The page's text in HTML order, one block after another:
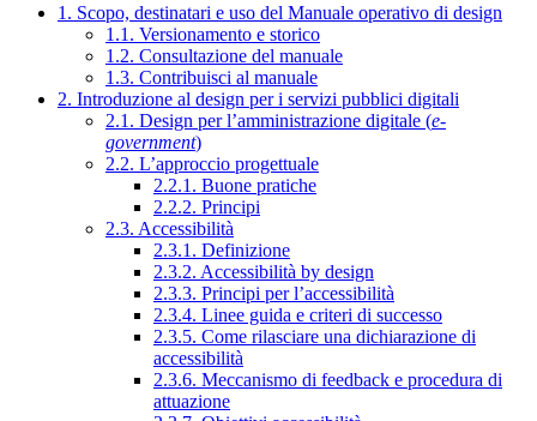
1. Scopo, destinatari e uso del Manuale operativo di design
1.1. Versionamento e storico
1.2. Consultazione del manuale
1.3. Contribuisci al manuale
2. Introduzione al design per i servizi pubblici digitali
2.1. Design per l’amministrazione digitale (e-
government)
2.2. L’approccio progettuale
2.2.1. Buone pratiche
2.2.2. Principi
2.3. Accessibilità
2.3.1. Definizione
2.3.2. Accessibilità by design
2.3.3. Principi per l’accessibilità
2.3.4. Linee guida e criteri di successo
2.3.5. Come rilasciare una dichiarazione di
accessibilità
2.3.6. Meccanismo di feedback e procedura di
attuazione